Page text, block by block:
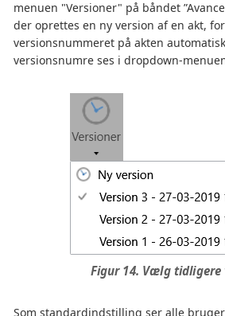
menuen "Versioner" på båndet
der oprettes en ny version af en akt,
versionsnummeret på akten
versionsnumre ses i dropdown-
Figur 14. Vælg tidligere
Som standardindstilling ser alle